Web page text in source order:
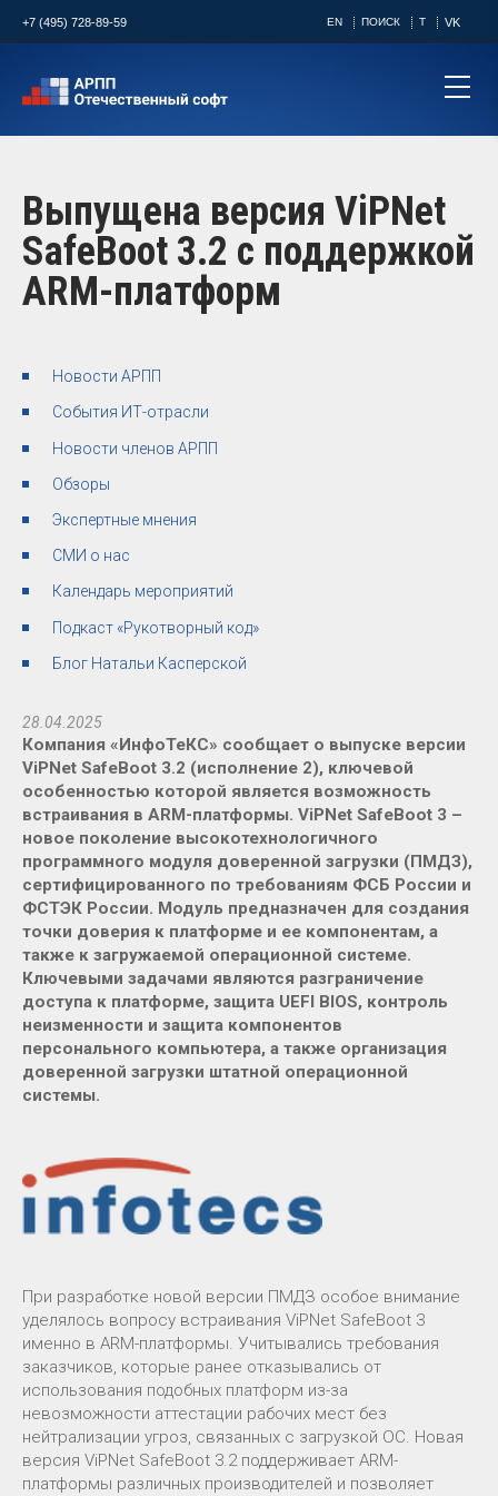
+7 (495) 728-89-59 EN ПОИСК T VK
Выпущена версия ViPNet
SafeBoot 3.2 с поддержкой
ARM-платформ
Новости АРПП
События ИТ-отрасли
Новости членов АРПП
Обзоры
Экспертные мнения
СМИ о нас
Календарь мероприятий
Подкаст «Рукотворный код»
Блог Натальи Касперской
28.04.2025
Компания «ИнфоТеКС» сообщает о выпуске версии
ViPNet SafeBoot 3.2 (исполнение 2), ключевой
особенностью которой является возможность
встраивания в ARM-платформы. ViPNet SafeBoot 3 –
новое поколение высокотехнологичного
программного модуля доверенной загрузки (ПМДЗ),
сертифицированного по требованиям ФСБ России и
ФСТЭК России. Модуль предназначен для создания
точки доверия к платформе и ее компонентам, а
также к загружаемой операционной системе.
Ключевыми задачами являются разграничение
доступа к платформе, защита UEFI BIOS, контроль
неизменности и защита компонентов
персонального компьютера, а также организация
доверенной загрузки штатной операционной
системы.
При разработке новой версии ПМДЗ особое внимание
уделялось вопросу встраивания ViPNet SafeBoot 3
именно в ARM-платформы. Учитывались требования
заказчиков, которые ранее отказывались от
использования подобных платформ из-за
невозможности аттестации рабочих мест без
нейтрализации угроз, связанных с загрузкой ОС. Новая
версия ViPNet SafeBoot 3.2 поддерживает ARM-
платформы различных производителей и позволяет